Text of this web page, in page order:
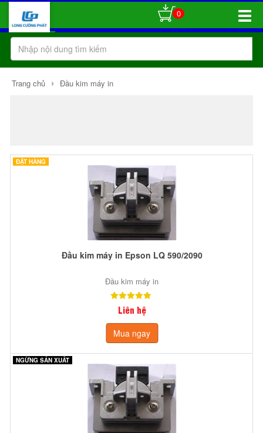
Toggle
0
Trang chủ › Đầu kim máy in
ĐẶT HÀNG
Đầu kim máy in Epson LQ 590/2090
Đầu kim máy in
Liên hệ
Mua ngay
NGỪNG SẢN XUẤT